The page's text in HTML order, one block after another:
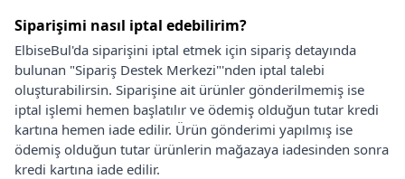
Siparişimi nasıl iptal edebilirim?
ElbiseBul'da siparişini iptal etmek için sipariş detayında
bulunan "Sipariş Destek Merkezi"'nden iptal talebi
oluşturabilirsin. Siparişine ait ürünler gönderilmemiş ise
iptal işlemi hemen başlatılır ve ödemiş olduğun tutar kredi
kartına hemen iade edilir. Ürün gönderimi yapılmış ise
ödemiş olduğun tutar ürünlerin mağazaya iadesinden sonra
kredi kartına iade edilir.